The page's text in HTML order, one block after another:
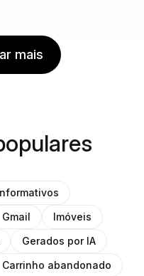
mais
Gmail
Imóveis
Gerados por IA
Carrinho abandonado